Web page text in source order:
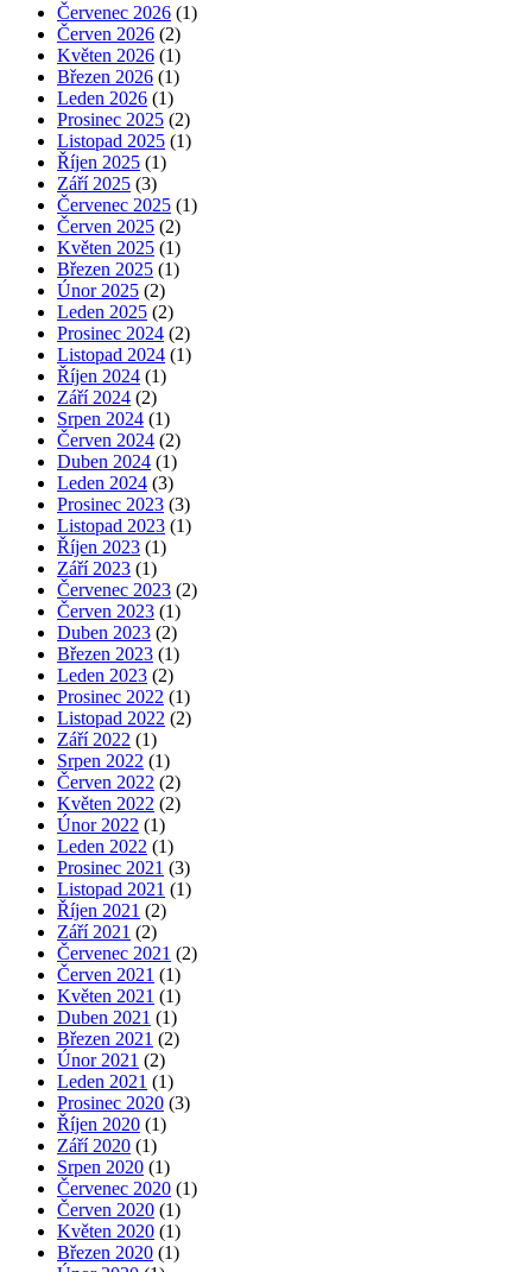
Červenec 2026 (1)
Červen 2026 (2)
Květen 2026 (1)
Březen 2026 (1)
Leden 2026 (1)
Prosinec 2025 (2)
Listopad 2025 (1)
Říjen 2025 (1)
Září 2025 (3)
Červenec 2025 (1)
Červen 2025 (2)
Květen 2025 (1)
Březen 2025 (1)
Únor 2025 (2)
Leden 2025 (2)
Prosinec 2024 (2)
Listopad 2024 (1)
Říjen 2024 (1)
Září 2024 (2)
Srpen 2024 (1)
Červen 2024 (2)
Duben 2024 (1)
Leden 2024 (3)
Prosinec 2023 (3)
Listopad 2023 (1)
Říjen 2023 (1)
Září 2023 (1)
Červenec 2023 (2)
Červen 2023 (1)
Duben 2023 (2)
Březen 2023 (1)
Leden 2023 (2)
Prosinec 2022 (1)
Listopad 2022 (2)
Září 2022 (1)
Srpen 2022 (1)
Červen 2022 (2)
Květen 2022 (2)
Únor 2022 (1)
Leden 2022 (1)
Prosinec 2021 (3)
Listopad 2021 (1)
Říjen 2021 (2)
Září 2021 (2)
Červenec 2021 (2)
Červen 2021 (1)
Květen 2021 (1)
Duben 2021 (1)
Březen 2021 (2)
Únor 2021 (2)
Leden 2021 (1)
Prosinec 2020 (3)
Říjen 2020 (1)
Září 2020 (1)
Srpen 2020 (1)
Červenec 2020 (1)
Červen 2020 (1)
Květen 2020 (1)
Březen 2020 (1)